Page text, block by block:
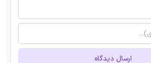
ارسال دیدگاه